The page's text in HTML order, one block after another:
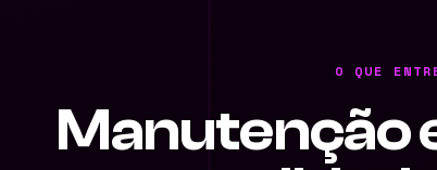
O QUE
Manutenção